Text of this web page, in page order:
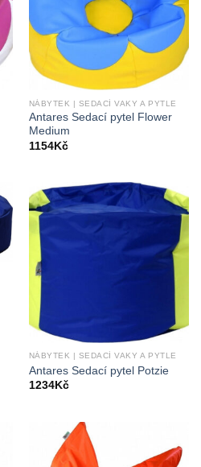
NÁBYTEK | SEDACÍ VAKY A PYTLE
Antares Sedací pytel Flower
Medium
1154Kč
NÁBYTEK | SEDACÍ VAKY A PYTLE
Antares Sedací pytel Potzie
1234Kč